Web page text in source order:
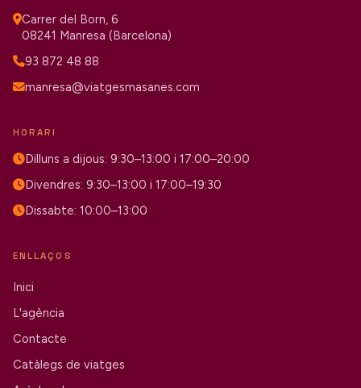
Carrer del Born, 6
08241 Manresa (Barcelona)
93 872 48 88
manresa@viatgesmasanes.com
HORARI
Dilluns a dijous: 9:30–13:00 i 17:00–20:00
Divendres: 9:30–13:00 i 17:00–19:30
Dissabte: 10:00–13:00
ENLLAÇOS
Inici
L'agència
Contacte
Catàlegs de viatges